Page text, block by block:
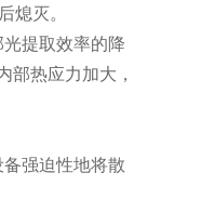
熄灭。
提取效率的降
部热应力加大，
强迫性地将散